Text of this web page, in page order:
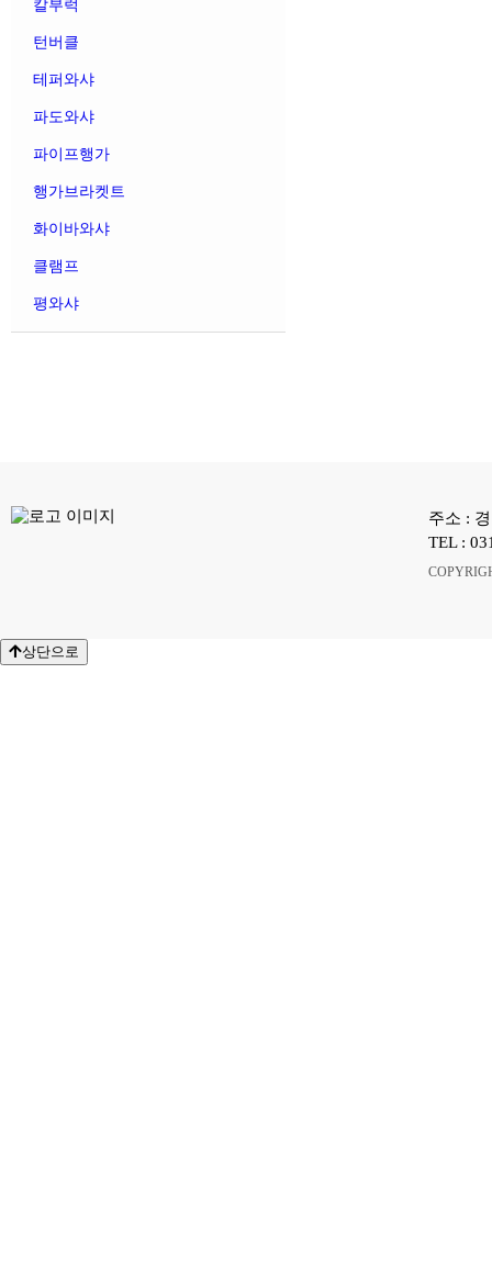
칼부럭
턴버클
테퍼와샤
파도와샤
파이프행가
행가브라켓트
화이바와샤
클램프
평와샤
주소 :
TEL :
상단으로